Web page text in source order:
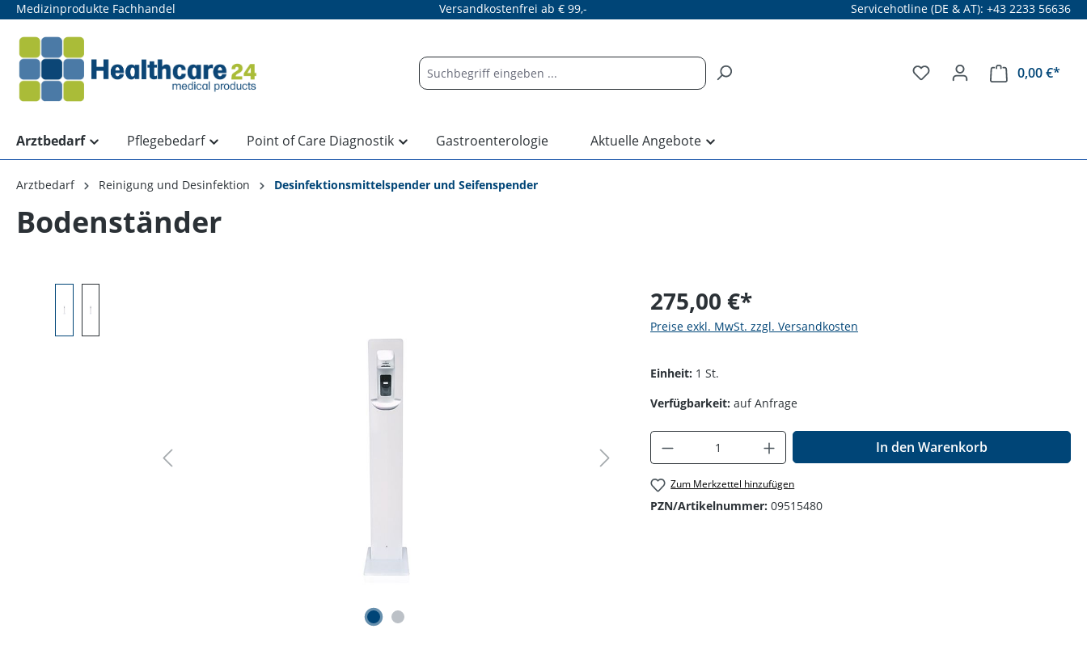
Zur Hauptnavigation springen
Medizinprodukte Fachhandel Versandkostenfrei ab € 99,- Servicehotline (DE & AT): +43 2233 56636
0,00 €*
Arztbedarf Pflegebedarf Point of Care Diagnostik Gastroenterologie Aktuelle Angebote
Arztbedarf Reinigung und Desinfektion Desinfektionsmittelspender und Seifenspender
Bodenständer
275,00 €*
Preise exkl. MwSt. zzgl. Versandkosten
Einheit: 1 St.
Verfügbarkeit: auf Anfrage
Produkt Anzahl: Gib den gewünschten Wert
In den Warenkorb
Zum Merkzettel hinzufügen
PZN/Artikelnummer: 09515480